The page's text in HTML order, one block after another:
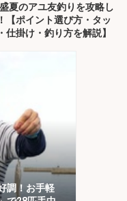
夏のアユ友釣りを攻略し
【ポイント選び方・タッ
仕掛け・釣り方を解説】
調！お手軽